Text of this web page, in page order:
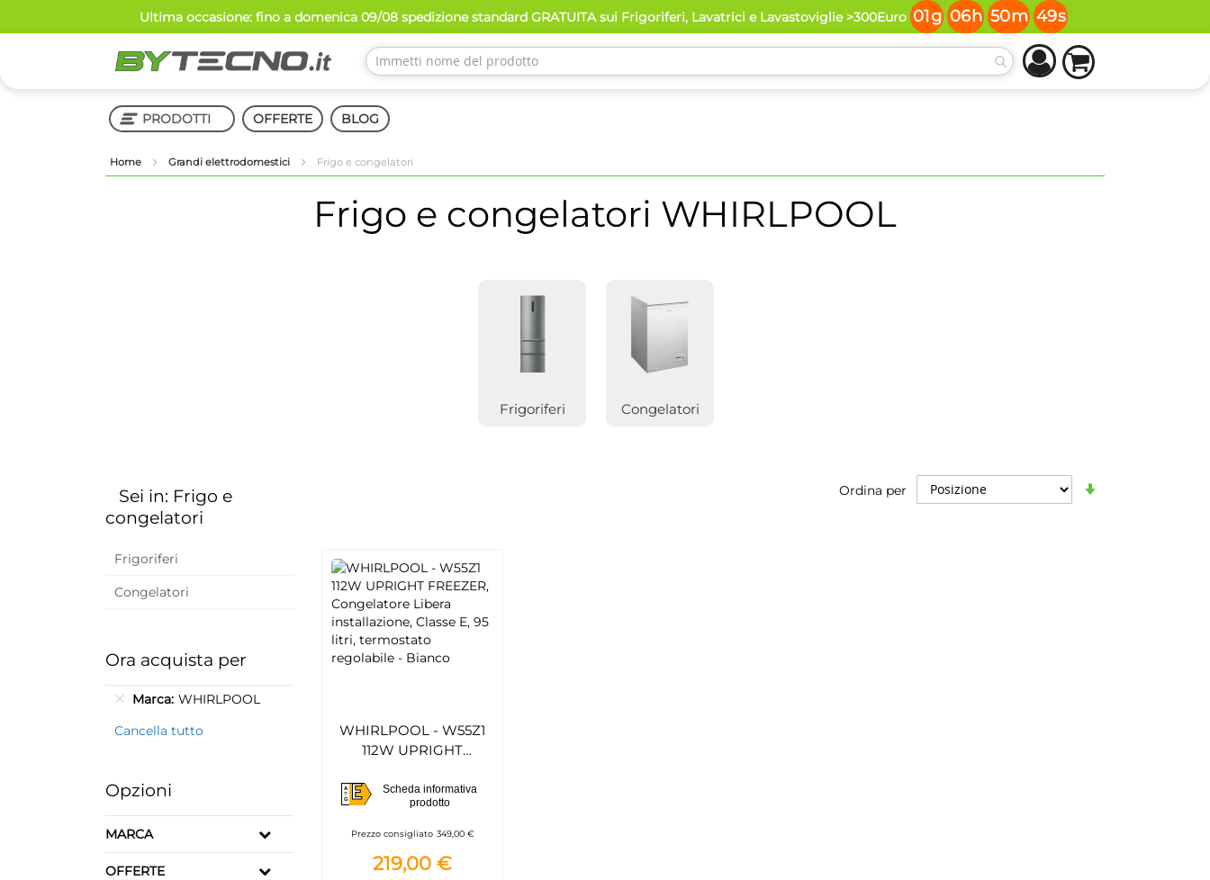
contenuto
Ultima occasione: fino a domenica 09/08 spedizione standard GRATUITA sui Frigoriferi, Lavatrici e Lavastoviglie >300Euro 01g 06h 50m 49s
PRODOTTI OFFERTE BLOG
Home Grandi elettrodomestici Frigo e congelatori
Frigo e congelatori WHIRLPOOL
Frigoriferi Congelatori
Ordina per
WHIRLPOOL - W55Z1
112W UPRIGHT
Libera installazione,
Classe E, 95 litri,
termostato regolabile -
A
G E
Scheda informativa
prodotto
Prezzo consigliato 349,00 €
219,00 €
Sei in: Frigo e
congelatori
Frigoriferi
Congelatori
Ora acquista per
Marca WHIRLPOOL
Cancella tutto
Opzioni
MARCA
OFFERTE